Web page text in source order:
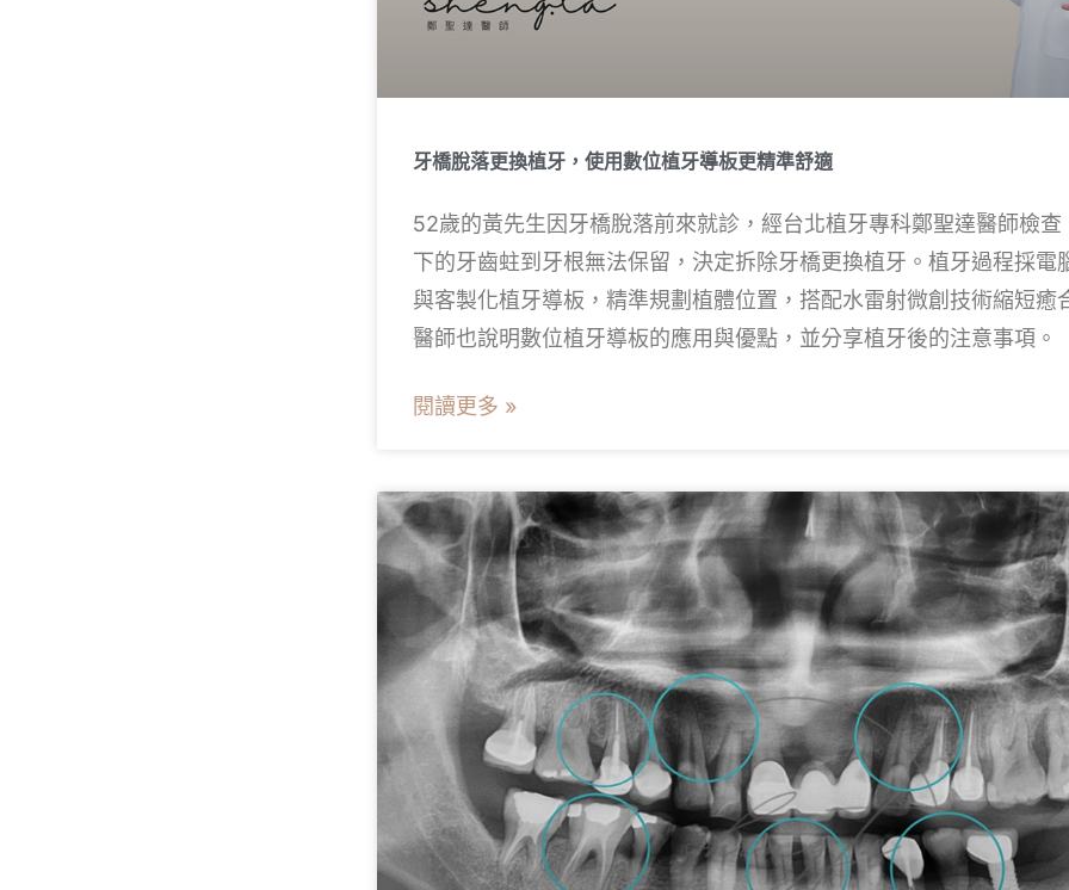
牙橋脫落更換植牙，使用數位植牙導板更精準舒適
52歲的黃先生因牙橋脫落前來就診，經台北植牙專科鄭聖達醫師檢查
下的牙齒蛀到牙根無法保留，決定拆除牙橋更換植牙。植牙過程採電
與客製化植牙導板，精準規劃植體位置，搭配水雷射微創技術縮短癒
醫師也說明數位植牙導板的應用與優點，並分享植牙後的注意事項。
閱讀更多 »